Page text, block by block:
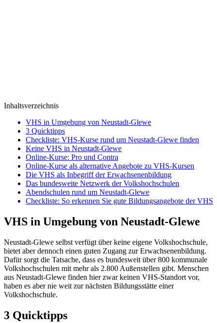
Inhaltsverzeichnis
VHS in Umgebung von Neustadt-Glewe
3 Quicktipps
Checkliste: VHS-Kurse rund um Neustadt-Glewe finden
Keine VHS in Neustadt-Glewe
Online-Kurse: Pro und Contra
Online-Kurse als alternative Angebote zu VHS-Kursen
Die VHS als Inbegriff der Erwachsenenbildung
Das bundesweite Netzwerk der Volkshochschulen
Abendschulen rund um Neustadt-Glewe
Checkliste: So erkennen Sie gute Bildungsangebote der VHS
VHS in Umgebung von Neustadt-Glewe
Neustadt-Glewe selbst verfügt über keine eigene Volkshochschule,
bietet aber dennoch einen guten Zugang zur Erwachsenenbildung.
Dafür sorgt die Tatsache, dass es bundesweit über 800 kommunale
Volkshochschulen mit mehr als 2.800 Außenstellen gibt. Menschen
aus Neustadt-Glewe finden hier zwar keinen VHS-Standort vor,
haben es aber nie weit zur nächsten Bildungsstätte einer
Volkshochschule.
3 Quicktipps